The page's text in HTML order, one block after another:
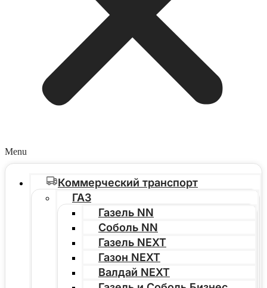
Menu
Коммерческий транспорт
ГАЗ
Газель NN
Соболь NN
Газель NEXT
Газон NEXT
Валдай NEXT